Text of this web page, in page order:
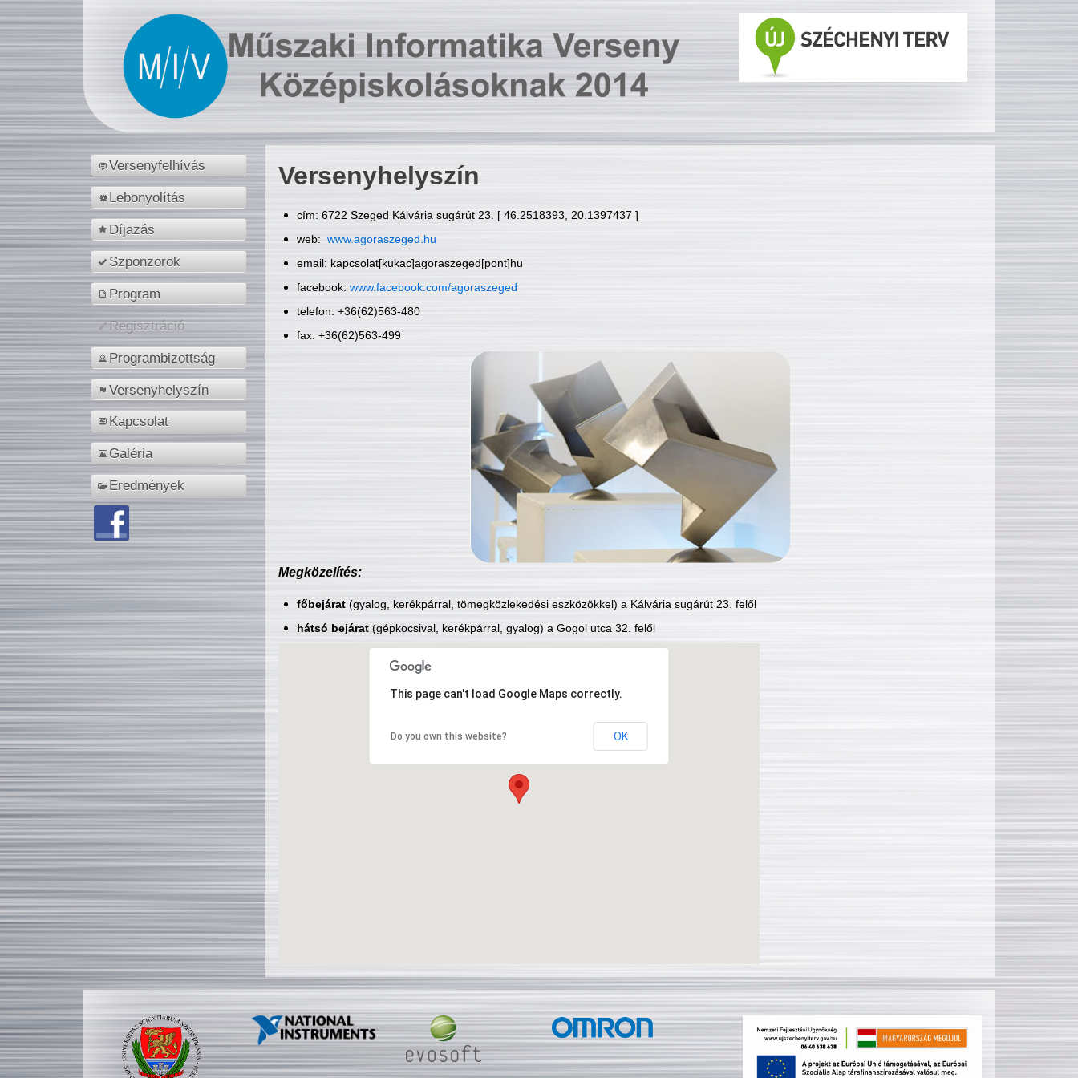
Versenyfelhívás
Lebonyolítás
Díjazás
Szponzorok
Program
Regisztráció
Programbizottság
Versenyhelyszín
Kapcsolat
Galéria
Eredmények
Versenyhelyszín
cím: 6722 Szeged Kálvária sugárút 23. [ 46.2518393, 20.1397437 ]
web: www.agoraszeged.hu
email: kapcsolat[kukac]agoraszeged[pont]hu
facebook: www.facebook.com/agoraszeged
telefon: +36(62)563-480
fax: +36(62)563-499
Megközelítés:
főbejárat(gyalog, kerékpárral, tömegközlekedési eszközökkel) a Kálvária sugárút 23. felől
hátsó bejárat(gépkocsival, kerékpárral, gyalog) a Gogol utca 32. felől
This page can't load Google Maps correctly.
Do you own this website? OK